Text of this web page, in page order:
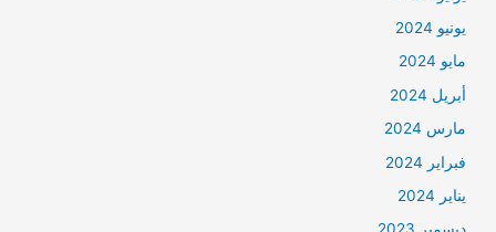
يونيو 2024
مايو 2024
أبريل 2024
مارس 2024
فبراير 2024
يناير 2024